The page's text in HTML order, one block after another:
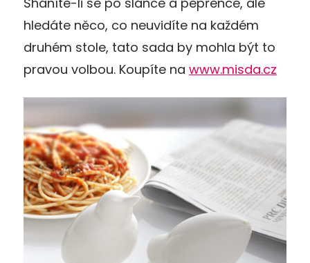
hledáte něco, co neuvidíte na každém
druhém stole, tato sada by mohla být to
pravou volbou. Koupíte na www.misda.cz